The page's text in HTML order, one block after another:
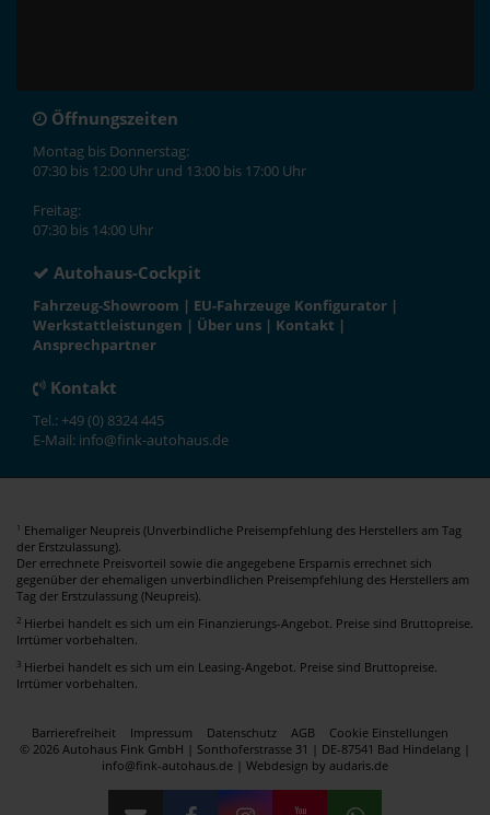
Öffnungszeiten
Montag bis Donnerstag:
07:30 bis 12:00 Uhr und 13:00 bis 17:00 Uhr
Freitag:
07:30 bis 14:00 Uhr
Autohaus-Cockpit
Fahrzeug-Showroom | EU-Fahrzeuge Konfigurator |
Werkstattleistungen | Über uns | Kontakt |
Ansprechpartner
Kontakt
Tel.: +49 (0) 8324 445
E-Mail: info@fink-autohaus.de
1 Ehemaliger Neupreis (Unverbindliche Preisempfehlung des Herstellers am Tag
der Erstzulassung).
Der errechnete Preisvorteil sowie die angegebene Ersparnis errechnet sich
gegenüber der ehemaligen unverbindlichen Preisempfehlung des Herstellers am
Tag der Erstzulassung (Neupreis).
2 Hierbei handelt es sich um ein Finanzierungs-Angebot. Preise sind Bruttopreise.
Irrtümer vorbehalten.
3 Hierbei handelt es sich um ein Leasing-Angebot. Preise sind Bruttopreise.
Irrtümer vorbehalten.
Barrierefreiheit Impressum Datenschutz AGB
Cookie Einstellungen
© 2026 Autohaus Fink GmbH | Sonthoferstrasse 31 | DE-87541 Bad Hindelang |
info@fink-autohaus.de | Webdesign by audaris.de